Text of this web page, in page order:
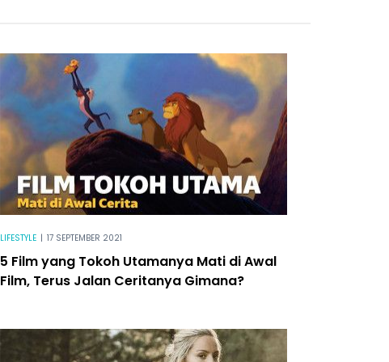
LIFESTYLE | 17 SEPTEMBER 2021
5 Film yang Tokoh Utamanya Mati di Awal
Film, Terus Jalan Ceritanya Gimana?